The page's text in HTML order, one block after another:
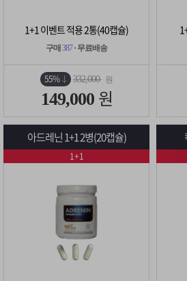
1+1 이벤트 적용 2통(40캡슐)
구매 387· 무료배송
55% 332,000 원
149,000 원
아드레닌 1+1 2병(20캡슐)
1+1